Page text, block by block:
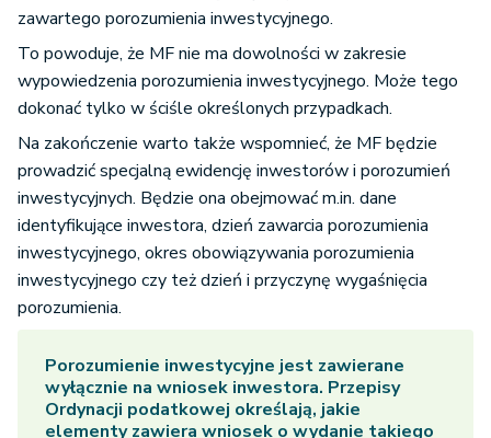
zawartego porozumienia inwestycyjnego.
To powoduje, że MF nie ma dowolności w zakresie
wypowiedzenia porozumienia inwestycyjnego. Może tego
dokonać tylko w ściśle określonych przypadkach.
Na zakończenie warto także wspomnieć, że MF będzie
prowadzić specjalną ewidencję inwestorów i porozumień
inwestycyjnych. Będzie ona obejmować m.in. dane
identyfikujące inwestora, dzień zawarcia porozumienia
inwestycyjnego, okres obowiązywania porozumienia
inwestycyjnego czy też dzień i przyczynę wygaśnięcia
porozumienia.
Porozumienie inwestycyjne jest zawierane
wyłącznie na wniosek inwestora. Przepisy
Ordynacji podatkowej określają, jakie
elementy zawiera wniosek o wydanie takiego